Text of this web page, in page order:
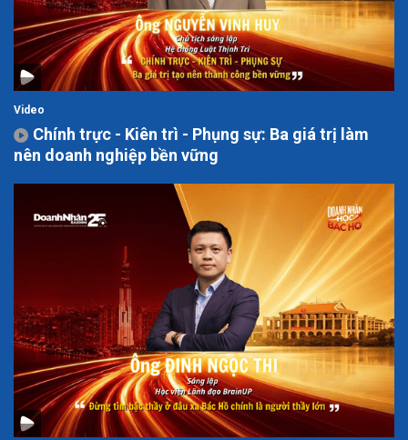
Video
Chính trực - Kiên trì - Phụng sự: Ba giá trị làm
nên doanh nghiệp bền vững